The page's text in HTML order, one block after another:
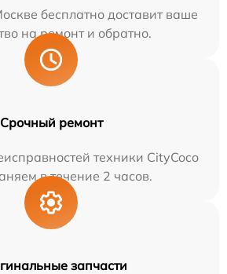
бесплатно доставит ваше
на ремонт и обратно.
Срочный ремонт
техники CityCoco
в течение 2 часов.
запчасти